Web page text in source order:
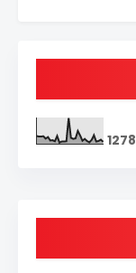
1278